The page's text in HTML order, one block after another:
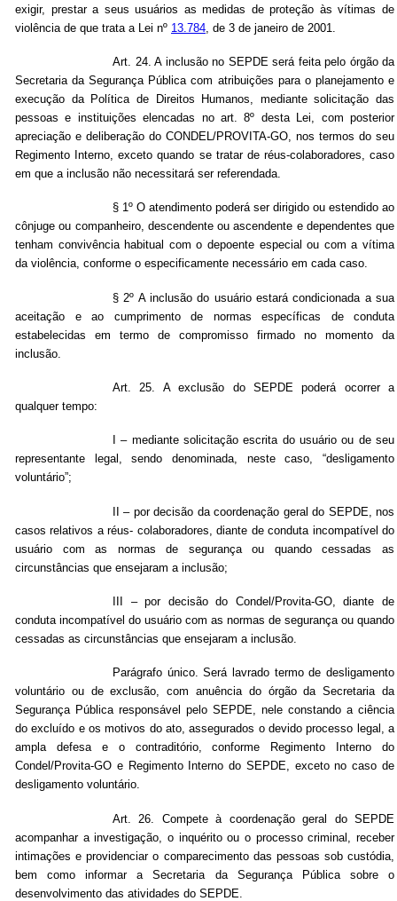
exigir, prestar a seus usuários as medidas de proteção às vítimas de
violência de que trata a Lei nº 13.784 , de 3 de janeiro de 2001.
Art. 24. A inclusão no SEPDE será feita pelo órgão da
Secretaria da Segurança Pública com atribuições para o planejamento e
execução da Política de Direitos Humanos, mediante solicitação das
pessoas e instituições elencadas no art. 8º desta Lei, com posterior
apreciação e deliberação do CONDEL/PROVITA-GO, nos termos do seu
Regimento Interno, exceto quando se tratar de réus-colaboradores, caso
em que a inclusão não necessitará ser referendada.
§ 1º O atendimento poderá ser dirigido ou estendido ao
cônjuge ou companheiro, descendente ou ascendente e dependentes que
tenham convivência habitual com o depoente especial ou com a vítima
da violência, conforme o especificamente necessário em cada caso.
§ 2º A inclusão do usuário estará condicionada a sua
aceitação e ao cumprimento de normas específicas de conduta
estabelecidas em termo de compromisso firmado no momento da
inclusão.
Art. 25. A exclusão do SEPDE poderá ocorrer a
qualquer tempo:
I – mediante solicitação escrita do usuário ou de seu
representante legal, sendo denominada, neste caso, “desligamento
voluntário”;
II – por decisão da coordenação geral do SEPDE, nos
casos relativos a réus- colaboradores, diante de conduta incompatível do
usuário com as normas de segurança ou quando cessadas as
circunstâncias que ensejaram a inclusão;
III – por decisão do Condel/Provita-GO, diante de
conduta incompatível do usuário com as normas de segurança ou quando
cessadas as circunstâncias que ensejaram a inclusão.
Parágrafo único. Será lavrado termo de desligamento
voluntário ou de exclusão, com anuência do órgão da Secretaria da
Segurança Pública responsável pelo SEPDE, nele constando a ciência
do excluído e os motivos do ato, assegurados o devido processo legal, a
ampla defesa e o contraditório, conforme Regimento Interno do
Condel/Provita-GO e Regimento Interno do SEPDE, exceto no caso de
desligamento voluntário.
Art. 26. Compete à coordenação geral do SEPDE
acompanhar a investigação, o inquérito ou o processo criminal, receber
intimações e providenciar o comparecimento das pessoas sob custódia,
bem como informar a Secretaria da Segurança Pública sobre o
desenvolvimento das atividades do SEPDE.